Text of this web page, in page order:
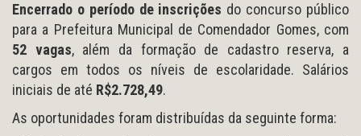
Encerrado o período de inscrições do concurso público
para a Prefeitura Municipal de Comendador Gomes, com
52 vagas, além da formação de cadastro reserva, a
cargos em todos os níveis de escolaridade. Salários
iniciais de até R$2.728,49.
As oportunidades foram distribuídas da seguinte forma: